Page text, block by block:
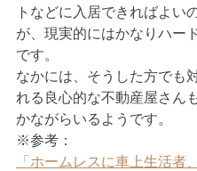
トなどに入居できればよい
が、現実的にはかなりハー
です。
なかには、そうした方でも
れる良心的な不動産屋さん
かながらいるようです。
※参考：
「ホームレスに車上生活者